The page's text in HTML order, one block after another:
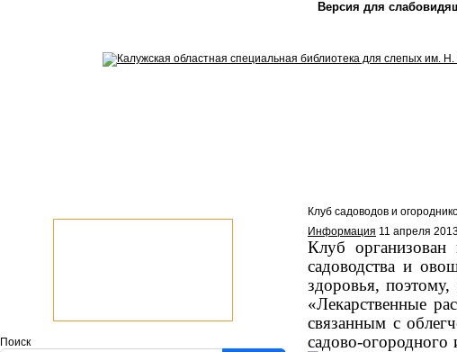
Версия для
Поиск
Клуб садоводов и
Информация 11 апреля
Клуб
садоводства и
здоровья,
«Лекарственные
связанным с
садово-